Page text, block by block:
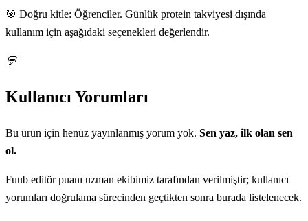
🎯 Doğru kitle: Öğrenciler. Günlük protein takviyesi dışında
kullanım için aşağıdaki seçenekleri değerlendir.
💬
Kullanıcı Yorumları
Bu ürün için henüz yayınlanmış yorum yok. Sen yaz, ilk olan sen
ol.
Fuub editör puanı uzman ekibimiz tarafından verilmiştir; kullanıcı
yorumları doğrulama sürecinden geçtikten sonra burada listelenecek.